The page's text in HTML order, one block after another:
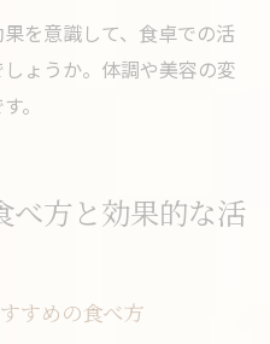
を意識して、食卓での活
ょうか。体調や美容の変
。
べ方と効果的な活
すめの食べ方